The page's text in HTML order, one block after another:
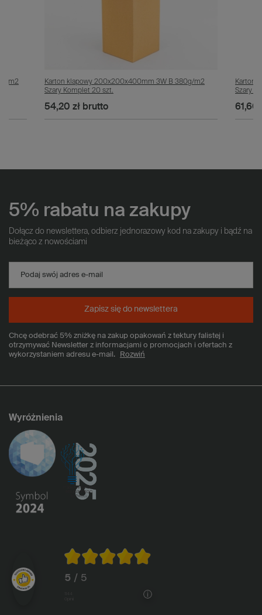
m2
Karton klapowy 200x200x400mm 3W B 380g/m2
Szary Komplet 20 szt.
54,20 złbrutto
Karton
Szary
61,60
5% rabatu na zakupy
Dołącz do newslettera, odbierz jednorazowy kod na zakupy i bądź na
bieżąco z nowościami
Podaj swój adres e-mail
Chcę odebrać 5% zniżkę na zakup opakowań z tektury falistej i
otrzymywać Newsletter z informacjami o promocjach i ofertach z
wykorzystaniem adresu e-mail.
Rozwiń
Zapisz się do newslettera
Wyróżnienia
5 / 5